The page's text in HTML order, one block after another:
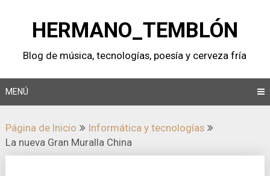
contenidoHERMANO_TEMBLÓN
Blog de música, tecnologí­as, poesí­a y cerveza frí­a
MENÚ
Página de Inicio
Informática y tecnologí­as
La nueva Gran Muralla China